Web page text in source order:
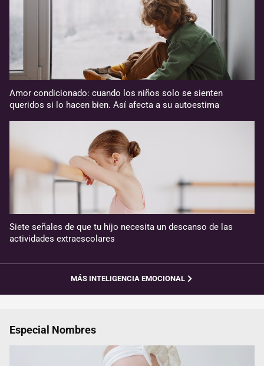
Amor condicionado: cuando los niños solo se sienten
queridos si lo hacen bien. Así afecta a su autoestima
Siete señales de que tu hijo necesita un descanso de las
actividades extraescolares
MÁS INTELIGENCIA EMOCIONAL
Especial Nombres